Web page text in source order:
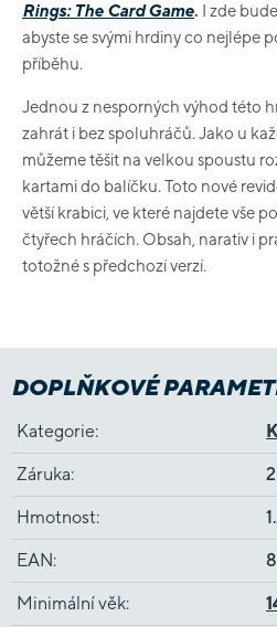
Rings: The Card Game. I zde
abyste se svými hrdiny co nejlépe
příběhu.
Jednou z nesporných výhod této
zahrát i bez spoluhráčů. Jako u
můžeme těšit na velkou spoustu
kartami do balíčku. Toto nové
větší krabici, ve které najdete vše
čtyřech hráčích. Obsah, narativ i
totožné s předchozí verzí.
DOPLŇKOVÉ
Kategorie:
Záruka: 2
Hmotnost:
EAN:
Minimální věk: